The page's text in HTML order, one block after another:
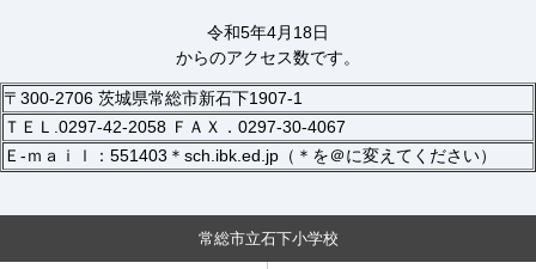
令和5年4月18日
からのアクセス数です。
〒300-2706 茨城県常総市新石下1907-1
ＴＥＬ.0297-42-2058 ＦＡＸ．0297-30-4067
Ｅ-ｍａｉｌ：551403＊sch.ibk.ed.jp（＊を＠に変えてください）
常総市立石下小学校